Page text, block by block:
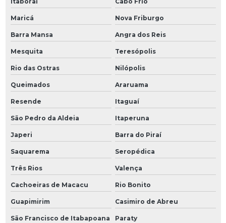
Maricá Nova Friburgo
Barra Mansa Angra dos Reis
Mesquita Teresópolis
Rio das Ostras Nilópolis
Queimados Araruama
Resende Itaguaí
São Pedro da Aldeia Itaperuna
Japeri Barra do Piraí
Saquarema Seropédica
Três Rios Valença
Cachoeiras de Macacu Rio Bonito
Guapimirim Casimiro de Abreu
São Francisco de Itabapoana Paraty